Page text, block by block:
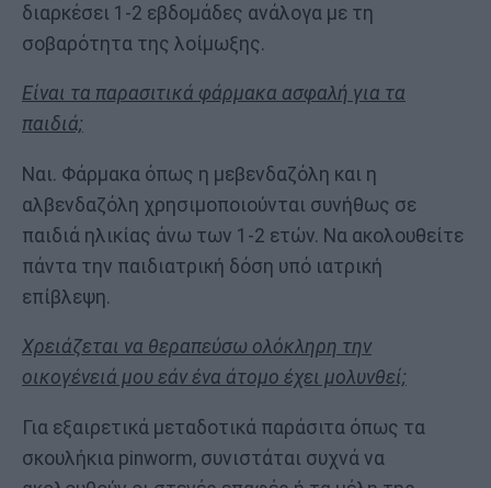
διαρκέσει 1-2 εβδομάδες ανάλογα με τη
σοβαρότητα της λοίμωξης.
Είναι τα παρασιτικά φάρμακα ασφαλή για τα
παιδιά;
Ναι. Φάρμακα όπως η μεβενδαζόλη και η
αλβενδαζόλη χρησιμοποιούνται συνήθως σε
παιδιά ηλικίας άνω των 1-2 ετών. Να ακολουθείτε
πάντα την παιδιατρική δόση υπό ιατρική
επίβλεψη.
Χρειάζεται να θεραπεύσω ολόκληρη την
οικογένειά μου εάν ένα άτομο έχει μολυνθεί;
Για εξαιρετικά μεταδοτικά παράσιτα όπως τα
σκουλήκια pinworm, συνιστάται συχνά να